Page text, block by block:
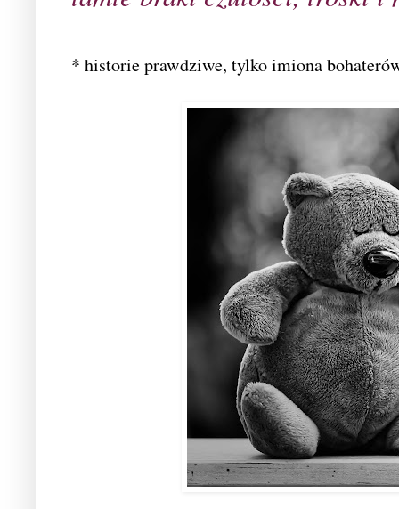
* historie prawdziwe, tylko imiona